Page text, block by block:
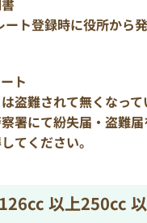
ート登録時に役所から
ト
盗難されて無くなって
署にて紛失届・盗難
てください。
以上250cc